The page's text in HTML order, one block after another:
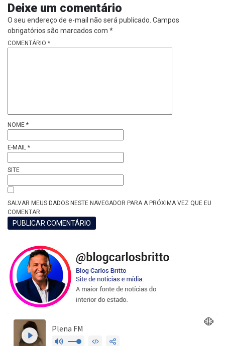
Deixe um comentário
O seu endereço de e-mail não será publicado. Campos
obrigatórios são marcados com *
COMENTÁRIO *
NOME *
E-MAIL *
SITE
SALVAR MEUS DADOS NESTE NAVEGADOR PARA A PRÓXIMA VEZ QUE EU
COMENTAR.